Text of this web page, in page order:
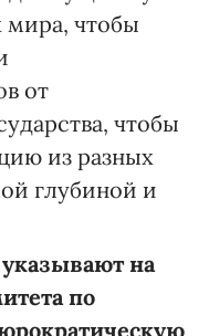
мира, чтобы
от
чтобы
из разных
глубиной и
на
по